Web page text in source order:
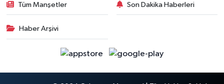
Tüm Manşetler Son Dakika Haberleri
Haber Arşivi